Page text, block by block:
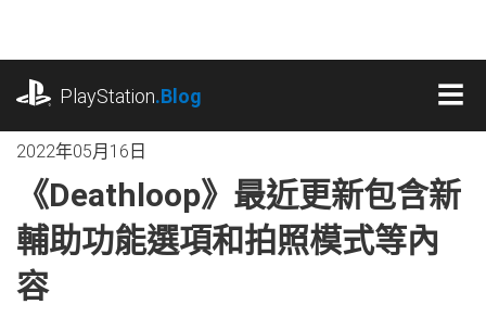
內
PlayStation.Blog
2022年05月16日
《Deathloop》最近更新包含新
輔助功能選項和拍照模式等內
容